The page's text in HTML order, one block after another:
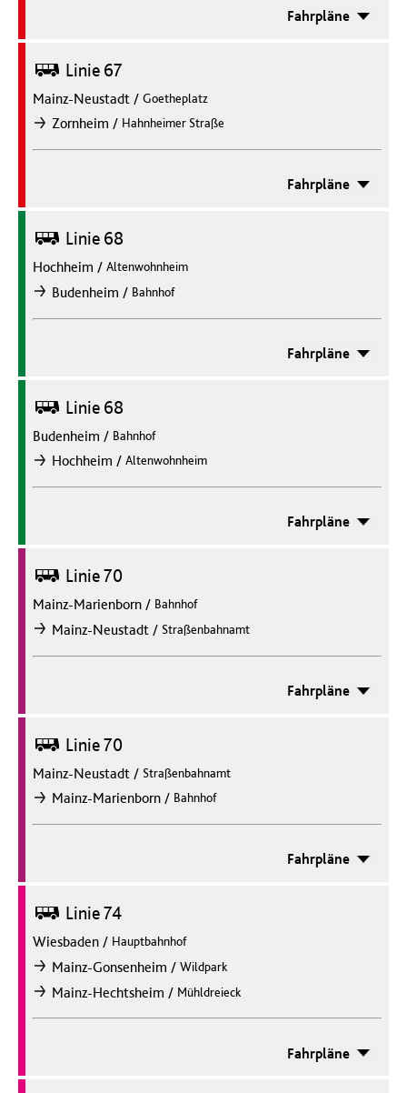
Fahrpläne
Bus Linie 67
Mainz-Neustadt / Goetheplatz
nachZornheim / Hahnheimer Straße
Fahrpläne
Bus Linie 68
Hochheim / Altenwohnheim
nachBudenheim / Bahnhof
Fahrpläne
Bus Linie 68
Budenheim / Bahnhof
nachHochheim / Altenwohnheim
Fahrpläne
Bus Linie 70
Mainz-Marienborn / Bahnhof
nachMainz-Neustadt / Straßenbahnamt
Fahrpläne
Bus Linie 70
Mainz-Neustadt / Straßenbahnamt
nachMainz-Marienborn / Bahnhof
Fahrpläne
Bus Linie 74
Wiesbaden / Hauptbahnhof
nachMainz-Gonsenheim / Wildpark
nachMainz-Hechtsheim / Mühldreieck
Fahrpläne